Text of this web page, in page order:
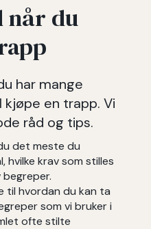
når du
har mange
kjøpe en trapp. Vi
råd og tips.
det meste du
hvilke krav som stilles
til hvordan du kan ta
som vi bruker i
ofte stilte